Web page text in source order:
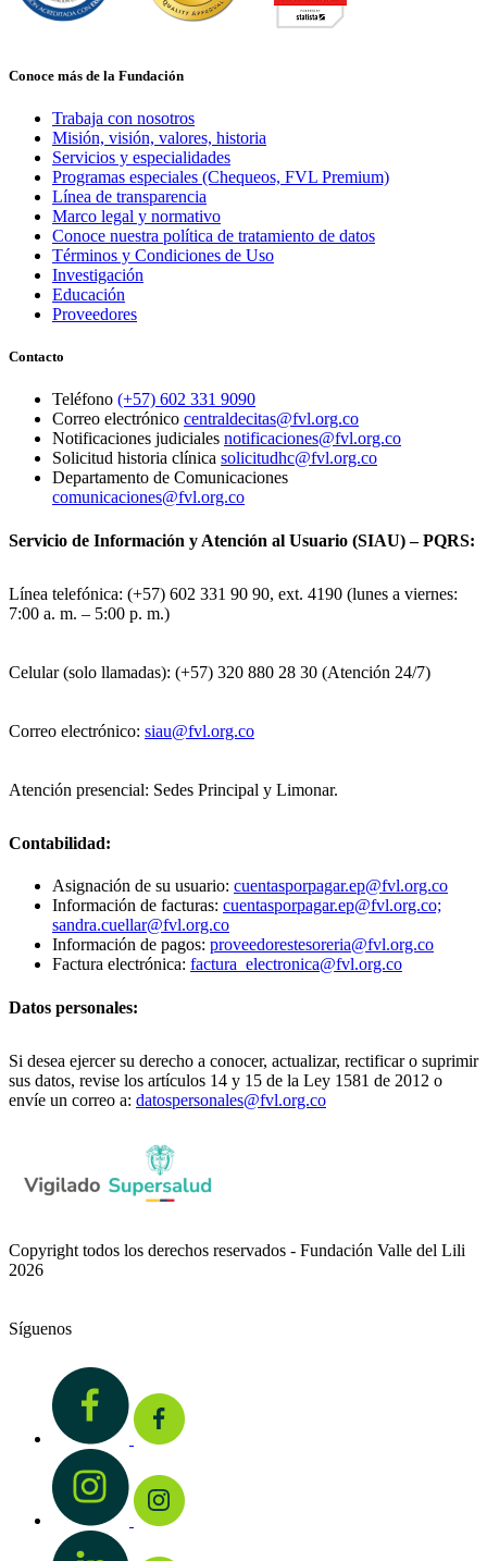
Conoce más de la Fundación
Trabaja con nosotros
Misión, visión, valores, historia
Servicios y especialidades
Programas especiales (Chequeos, FVL Premium)
Línea de transparencia
Marco legal y normativo
Conoce nuestra política de tratamiento de datos
Términos y Condiciones de Uso
Investigación
Educación
Proveedores
Contacto
Teléfono (+57) 602 331 9090
Correo electrónico centraldecitas@fvl.org.co
Notificaciones judiciales notificaciones@fvl.org.co
Solicitud historia clínica solicitudhc@fvl.org.co
Departamento de Comunicaciones
comunicaciones@fvl.org.co
Servicio de Información y Atención al Usuario (SIAU) – PQRS:
Línea telefónica: (+57) 602 331 90 90, ext. 4190 (lunes a viernes:
7:00 a. m. – 5:00 p. m.)
Celular (solo llamadas): (+57) 320 880 28 30 (Atención 24/7)
Correo electrónico: siau@fvl.org.co
Atención presencial: Sedes Principal y Limonar.
Contabilidad:
Asignación de su usuario: cuentasporpagar.ep@fvl.org.co
Información de facturas: cuentasporpagar.ep@fvl.org.co;
sandra.cuellar@fvl.org.co
Información de pagos: proveedorestesoreria@fvl.org.co
Factura electrónica: factura_electronica@fvl.org.co
Datos personales:
Si desea ejercer su derecho a conocer, actualizar, rectificar o suprimir
sus datos, revise los artículos 14 y 15 de la Ley 1581 de 2012 o
envíe un correo a: datospersonales@fvl.org.co
Copyright todos los derechos reservados - Fundación Valle del Lili
2026
Síguenos